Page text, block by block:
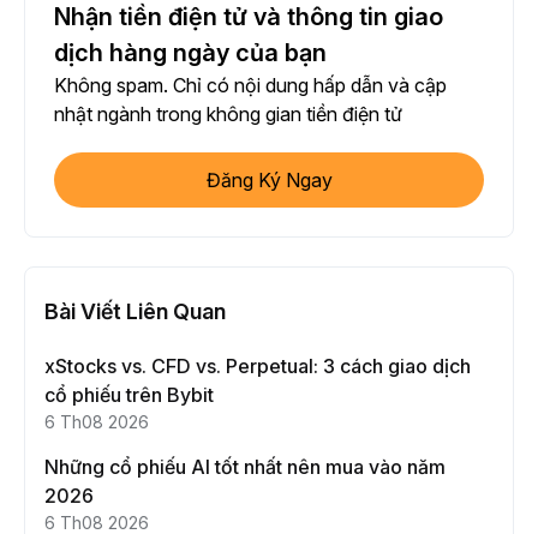
Nhận tiền điện tử và thông tin giao
dịch hàng ngày của bạn
Không spam. Chỉ có nội dung hấp dẫn và cập
nhật ngành trong không gian tiền điện tử
Đăng Ký Ngay
Bài Viết Liên Quan
xStocks vs. CFD vs. Perpetual: 3 cách giao dịch
cổ phiếu trên Bybit
6 Th08 2026
Những cổ phiếu AI tốt nhất nên mua vào năm
2026
6 Th08 2026